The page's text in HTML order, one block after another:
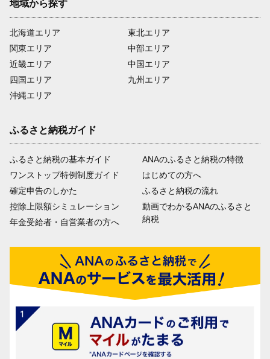
地域から探す
北海道エリア
関東エリア
近畿エリア
四国エリア
沖縄エリア
東北エリア
中部エリア
中国エリア
九州エリア
ふるさと納税ガイド
ふるさと納税の基本ガイド
ワンストップ特例制度ガイド
確定申告のしかた
控除上限額シミュレーション
年金受給者・自営業者の方へ
ANAのふるさと納税の特徴
はじめての方へ
ふるさと納税の流れ
動画でわかるANAのふるさと
納税